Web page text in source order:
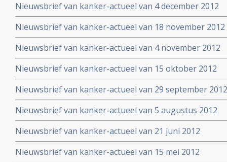
Nieuwsbrief van kanker-actueel van 4 december 2012
Nieuwsbrief van kanker-actueel van 18 november 2012
Nieuwsbrief van kanker-actueel van 4 november 2012
Nieuwsbrief van kanker-actueel van 15 oktober 2012
Nieuwsbrief van kanker-actueel van 29 september
Nieuwsbrief van kanker-actueel van 5 augustus 2012
Nieuwsbrief van kanker-actueel van 21 juni 2012
Nieuwsbrief van kanker-actueel van 15 mei 2012